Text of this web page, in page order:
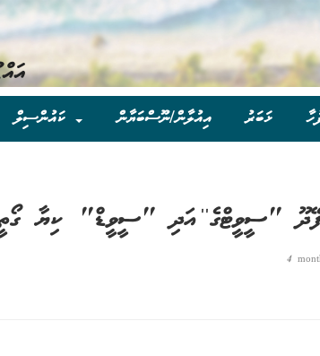
ޚަބަރު އިއުލާން/ނޫސްބަޔާން
"ސީވީޓްގެ'' އަދި "ސީވީޑް" ކިޔާ
4